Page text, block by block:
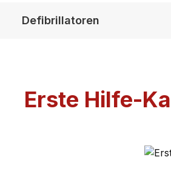
Defibrillatoren
Erste Hilfe-
Bildergalerie überspringen